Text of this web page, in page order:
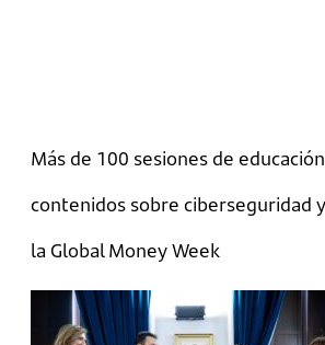
Más de 100 sesiones de
contenidos sobre ciberseguridad
la Global Money Week